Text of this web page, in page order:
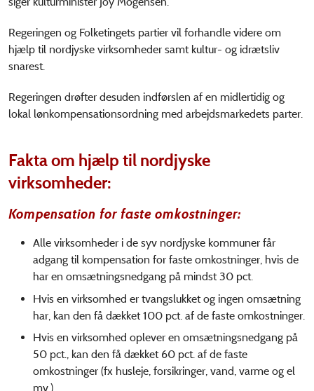
Regeringen og Folketingets partier vil forhandle videre om
hjælp til nordjyske virksomheder samt kultur- og idrætsliv
snarest.
Regeringen drøfter desuden indførslen af en midlertidig og
lokal lønkompensationsordning med arbejdsmarkedets parter.
Fakta om hjælp til nordjyske
virksomheder:
Kompensation for faste omkostninger:
Alle virksomheder i de syv nordjyske kommuner får
adgang til kompensation for faste omkostninger, hvis de
har en omsætningsnedgang på mindst 30 pct.
Hvis en virksomhed er tvangslukket og ingen omsætning
har, kan den få dækket 100 pct. af de faste omkostninger.
Hvis en virksomhed oplever en omsætningsnedgang på
50 pct., kan den få dækket 60 pct. af de faste
omkostninger (fx husleje, forsikringer, vand, varme og el
mv.)